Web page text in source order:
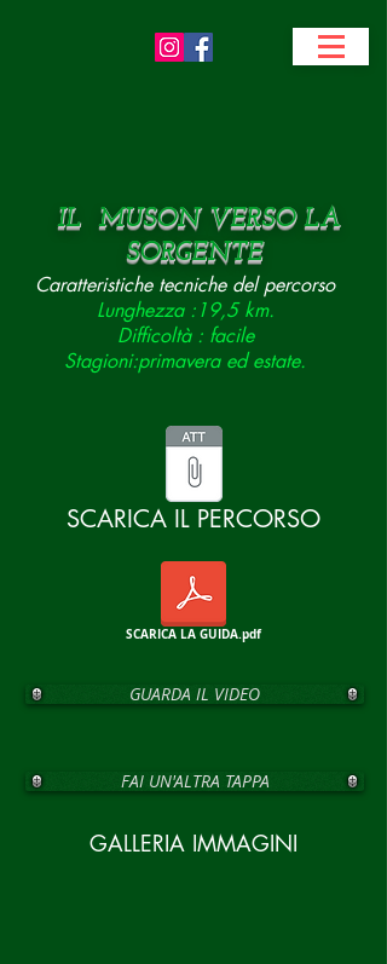
IL MUSON VERSO LA
SORGENTE
Caratteristiche tecniche del percorso
Lunghezza :19,5 km.
Difficoltà : facile
Stagioni:primavera ed estate.
SCARICA IL PERCORSO
SCARICA LA GUIDA.pdf
GUARDA IL VIDEO
FAI UN'ALTRA TAPPA
GALLERIA IMMAGINI